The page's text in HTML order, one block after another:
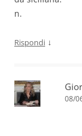
n.
Rispondi ↓
08/